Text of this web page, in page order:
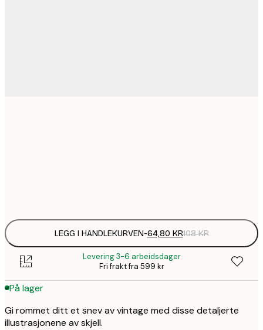
LEGG I HANDLEKURVEN-64,80 KR108 KR
Levering 3-6 arbeidsdager
Fri frakt fra 599 kr
På lager
Gi rommet ditt et snev av vintage med disse detaljerte
illustrasjonene av skjell.